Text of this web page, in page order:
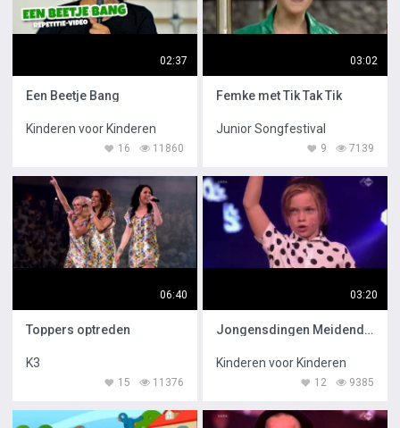
02:37
Een Beetje Bang
Kinderen voor Kinderen
11860
16
03:02
Femke met Tik Tak Tik
Junior Songfestival
7139
9
06:40
Toppers optreden
K3
11376
15
03:20
Jongensdingen Meidendingen
Kinderen voor Kinderen
9385
12